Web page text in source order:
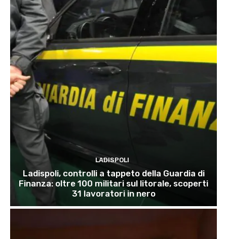
LADISPOLI
Ladispoli, controlli a tappeto della Guardia di
Finanza: oltre 100 militari sul litorale, scoperti
31 lavoratori in nero